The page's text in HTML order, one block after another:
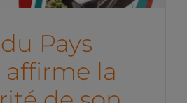
Pays
affirme la